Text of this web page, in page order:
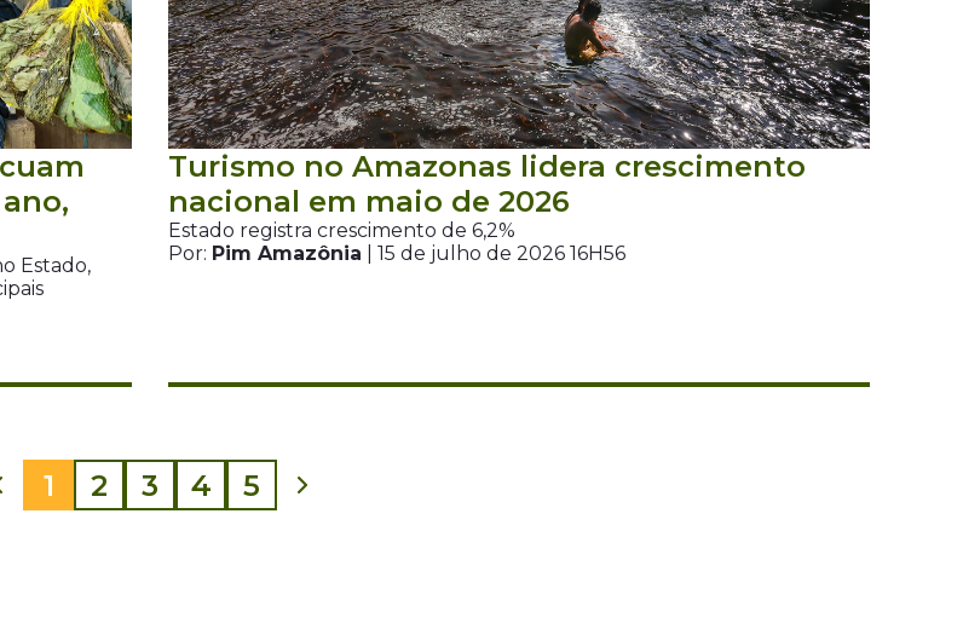
Estado,
Turismo no Amazonas lidera crescimento
nacional em maio de 2026
Estado registra crescimento de 6,2%
Por: Pim Amazônia | 15 de julho de 2026 16H56
1 2 3 4 5